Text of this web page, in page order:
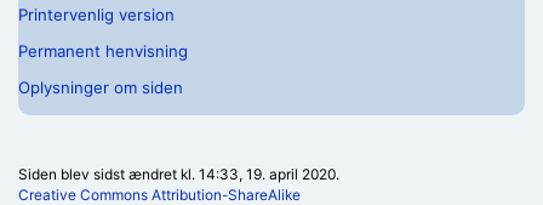
Printervenlig version
Permanent henvisning
Oplysninger om siden
Siden blev sidst ændret kl. 14:33, 19. april 2020.
Creative Commons Attribution-ShareAlike